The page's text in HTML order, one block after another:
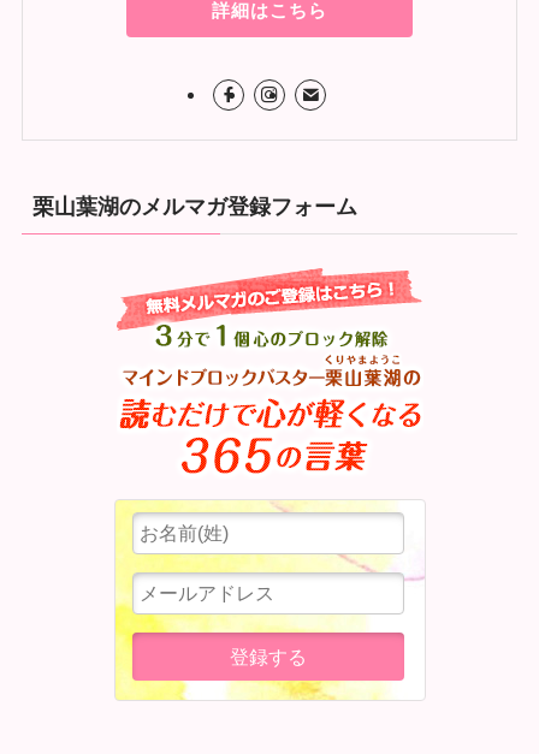
詳細はこちら
栗山葉湖のメルマガ登録フォーム